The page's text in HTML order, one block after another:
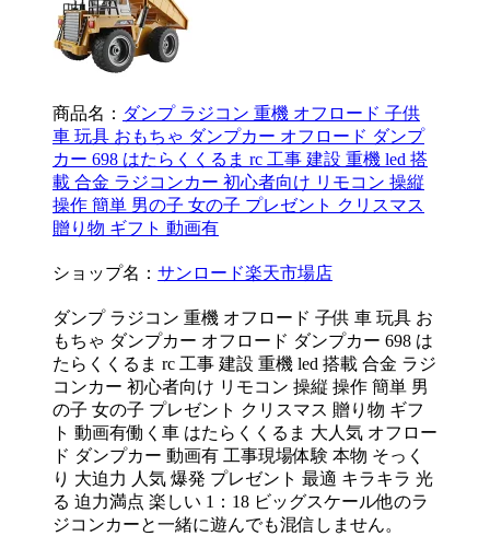
商品名： ダンプ ラジコン 重機 オフロード 子供
車 玩具 おもちゃ ダンプカー オフロード ダンプ
カー 698 はたらくくるま rc 工事 建設 重機 led 搭
載 合金 ラジコンカー 初心者向け リモコン 操縦
操作 簡単 男の子 女の子 プレゼント クリスマス
贈り物 ギフト 動画有
ショップ名： サンロード楽天市場店
ダンプ ラジコン 重機 オフロード 子供 車 玩具 お
もちゃ ダンプカー オフロード ダンプカー 698 は
たらくくるま rc 工事 建設 重機 led 搭載 合金 ラジ
コンカー 初心者向け リモコン 操縦 操作 簡単 男
の子 女の子 プレゼント クリスマス 贈り物 ギフ
ト 動画有働く車 はたらくくるま 大人気 オフロー
ド ダンプカー 動画有 工事現場体験 本物 そっく
り 大迫力 人気 爆発 プレゼント 最適 キラキラ 光
る 迫力満点 楽しい 1：18 ビッグスケール他のラ
ジコンカーと一緒に遊んでも混信しません。